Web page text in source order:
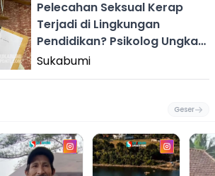
Pelecahan Seksual Kerap
Terjadi di Lingkungan
Pendidikan? Psikolog Ungkap
Pola dan Modus Pelaku
Sukabumi
Geser